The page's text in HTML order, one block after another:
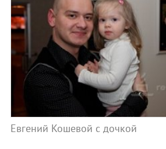
Евгений Кошевой с дочкой